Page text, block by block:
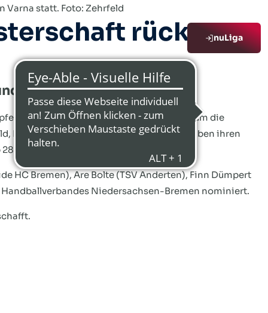
nuLiga
statt. Foto: Zehrfeld
rückt
Turnier
die besten Nachwuchsteams in Varna um die
Bundestrainer der weiblichen Jugend, haben ihren
Juni) bekanntgegeben.
HC Bremen), Are Bolte (TSV Anderten), Finn Dümpert
Handballverbandes Niedersachsen-Bremen nominiert.